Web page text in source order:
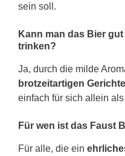
sein soll.
Kann man das Bier
trinken?
Ja, durch die milde
brotzeitartigen
einfach für sich allein
Für wen ist das Faust
Für alle, die ein